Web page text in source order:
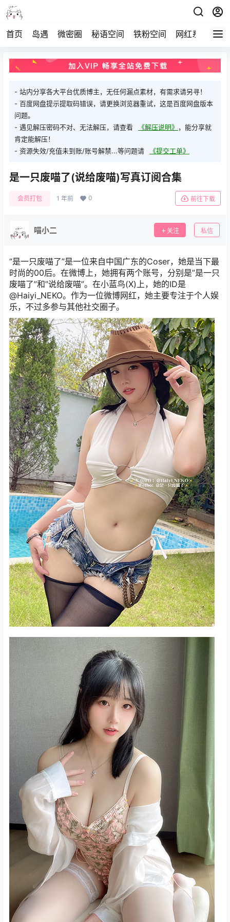
首页 岛遇 微密圈 秘语空间 铁粉空间 网红系列 打
- 站内分享各大平台优质博主，无任何漏点素材，有需求请另寻！
- 百度网盘提示提取码错误，请更换浏览器重试，这是百度网盘版本
问题。
- 遇见解压密码不对、无法解压，请查看
《解压说明》 ，能分享就
肯定能解压！
- 资源失效/充值未到账/账号解禁...等问题请
《提交工单》
是一只废喵了(说给废喵)写真订阅合集
会员打包 1 年前 0 前往下载
喵小二 关注 私信
“是一只废喵了”是一位来自中国广东的Coser，她是当下最
时尚的00后。在微博上，她拥有两个账号，分别是”是一只
废喵了”和”说给废喵”。在小蓝鸟(X)上，她的ID是
@Haiyi_NEKO。作为一位微博网红，她主要专注于个人娱
乐，不过多参与其他社交圈子。